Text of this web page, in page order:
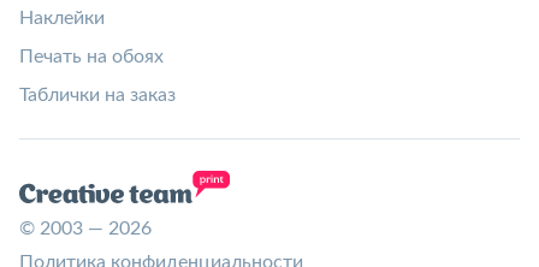
Наклейки
Печать на обоях
Таблички на заказ
© 2003 — 2026
Политика конфиденциальности